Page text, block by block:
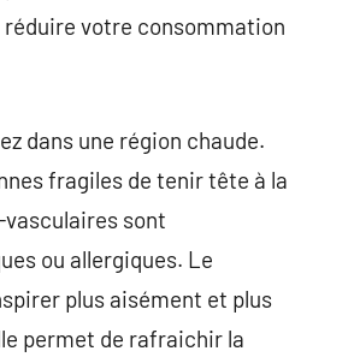
votre consommation
dans une région chaude.
fragiles de tenir tête à la
sont
ou allergiques. Le
plus aisément et plus
permet de rafraichir la